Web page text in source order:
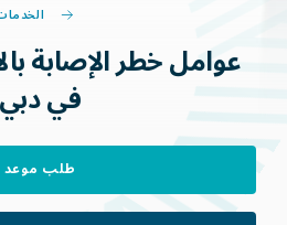
عواملخطرالإصابة
فيدبي
طلب موعد